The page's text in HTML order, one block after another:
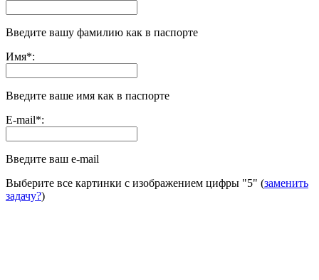
Введите вашу фамилию как в паспорте
Имя*:
Введите ваше имя как в паспорте
E-mail*:
Введите ваш e-mail
Выберите все картинки с изображением цифры "5" (заменить
задачу?)